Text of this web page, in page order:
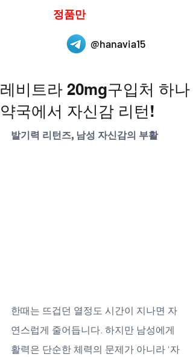
정품만
@hanavia15
레비트라 20mg구입처 하나
약국에서 자신감 리턴!
발기력 리턴즈, 남성 자신감의 부활
한때는 뜨겁던 열정도 시간이 지나면 자
연스럽게 줄어듭니다. 하지만 남성에게
활력은 단순한 체력의 문제가 아니라 ‘자